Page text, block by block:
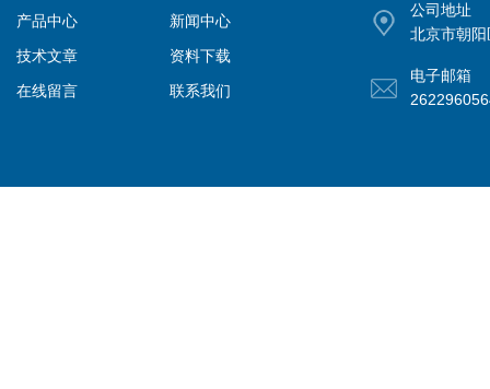
产品中心
新闻中心
技术文章
资料下载
在线留言
联系我们
公司地址
北京市朝
电子邮箱